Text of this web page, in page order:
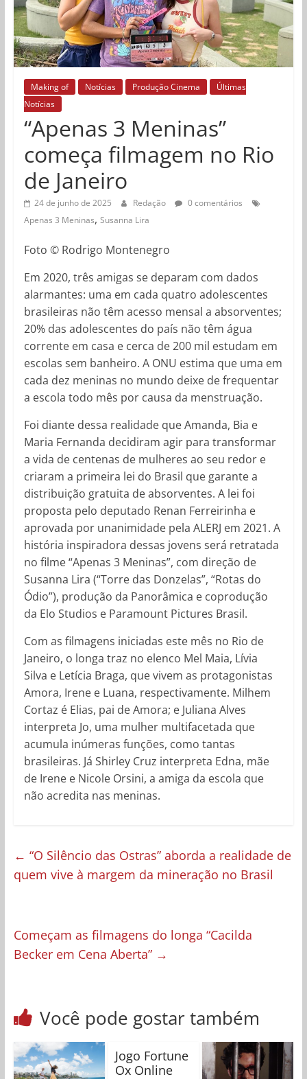
Making of Notícias Produção Cinema
Últimas
Notícias
“Apenas 3 Meninas”
começa filmagem no Rio
de Janeiro
24 de junho de 2025 Redação
0 comentários
Apenas 3 Meninas, Susanna Lira
Foto © Rodrigo Montenegro
Em 2020, três amigas se deparam com dados
alarmantes: uma em cada quatro adolescentes
brasileiras não têm acesso mensal a absorventes;
20% das adolescentes do país não têm água
corrente em casa e cerca de 200 mil estudam em
escolas sem banheiro. A ONU estima que uma em
cada dez meninas no mundo deixe de frequentar
a escola todo mês por causa da menstruação.
Foi diante dessa realidade que Amanda, Bia e
Maria Fernanda decidiram agir para transformar
a vida de centenas de mulheres ao seu redor e
criaram a primeira lei do Brasil que garante a
distribuição gratuita de absorventes. A lei foi
proposta pelo deputado Renan Ferreirinha e
aprovada por unanimidade pela ALERJ em 2021. A
história inspiradora dessas jovens será retratada
no filme “Apenas 3 Meninas”, com direção de
Susanna Lira (“Torre das Donzelas”, “Rotas do
Ódio”), produção da Panorâmica e coprodução
da Elo Studios e Paramount Pictures Brasil.
Com as filmagens iniciadas este mês no Rio de
Janeiro, o longa traz no elenco Mel Maia, Lívia
Silva e Letícia Braga, que vivem as protagonistas
Amora, Irene e Luana, respectivamente. Milhem
Cortaz é Elias, pai de Amora; e Juliana Alves
interpreta Jo, uma mulher multifacetada que
acumula inúmeras funções, como tantas
brasileiras. Já Shirley Cruz interpreta Edna, mãe
de Irene e Nicole Orsini, a amiga da escola que
não acredita nas meninas.
← “O Silêncio das Ostras” aborda a realidade de
quem vive à margem da mineração no Brasil
Começam as filmagens do longa “Cacilda
Becker em Cena Aberta” →
Você pode gostar também
Jogo Fortune
Ox Online